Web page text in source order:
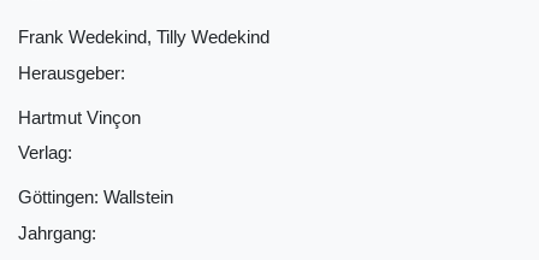
Frank Wedekind, Tilly Wedekind
Herausgeber:
Hartmut Vinçon
Verlag:
Göttingen: Wallstein
Jahrgang: